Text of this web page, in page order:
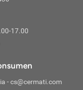
rendah
Jika
Kredit
17.00
- cs@cermati.com